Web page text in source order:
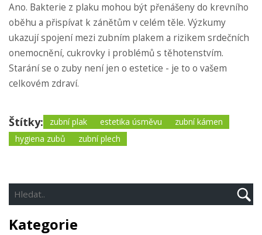
Ano. Bakterie z plaku mohou být přenášeny do krevního
oběhu a přispívat k zánětům v celém těle. Výzkumy
ukazují spojení mezi zubním plakem a rizikem srdečních
onemocnění, cukrovky i problémů s těhotenstvím.
Starání se o zuby není jen o estetice - je to o vašem
celkovém zdraví.
Štítky: zubní plak estetika úsměvu
zubní kámen
hygiena zubů
zubní plech
Kategorie